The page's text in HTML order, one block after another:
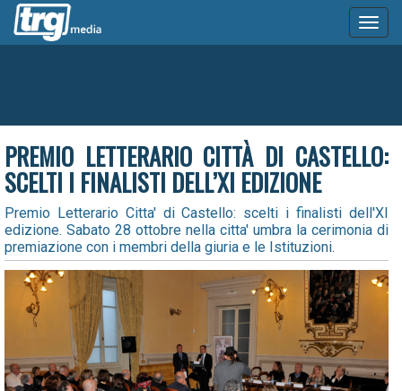
PREMIO LETTERARIO CITTÀ DI CASTELLO:
SCELTI I FINALISTI DELL’XI EDIZIONE
Premio Letterario Citta' di Castello: scelti i finalisti dell'XI
edizione. Sabato 28 ottobre nella citta' umbra la cerimonia di
premiazione con i membri della giuria e le Istituzioni.